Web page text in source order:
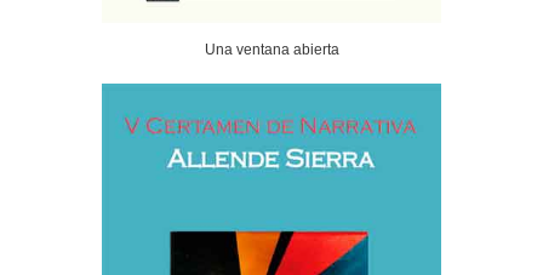
Una ventana abierta